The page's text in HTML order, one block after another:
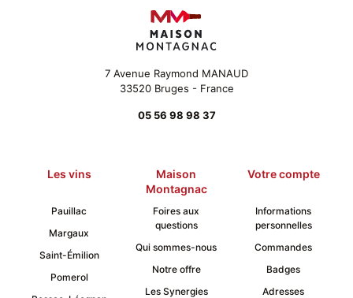
7 Avenue Raymond MANAUD
33520 Bruges - France
05 56 98 98 37
Les vins
Maison
Montagnac
Votre compte
Pauillac
Margaux
Saint-Émilion
Pomerol
Foires aux
questions
Qui sommes-nous
Notre offre
Les Synergies
Informations
personnelles
Commandes
Badges
Adresses